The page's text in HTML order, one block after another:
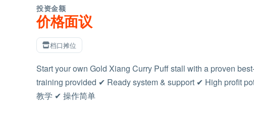
投资金额
价格面议
档口摊位
Start your own Gold Xiang Curry Puff stall with a proven
training provided ✔ Ready system & support ✔ High profit
教学 ✔ 操作简单